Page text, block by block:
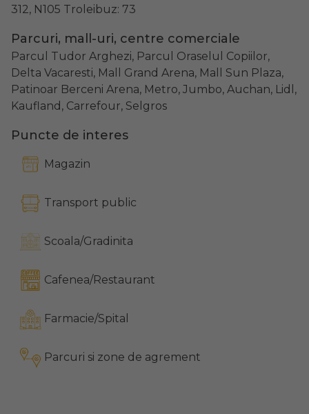
312, N105 Troleibuz: 73
Parcuri, mall-uri, centre comerciale
Parcul Tudor Arghezi, Parcul Oraselul Copiilor,
Delta Vacaresti, Mall Grand Arena, Mall Sun Plaza,
Patinoar Berceni Arena, Metro, Jumbo, Auchan, Lidl,
Kaufland, Carrefour, Selgros
Puncte de interes
Magazin
Transport public
Scoala/Gradinita
Cafenea/Restaurant
Farmacie/Spital
Parcuri si zone de agrement